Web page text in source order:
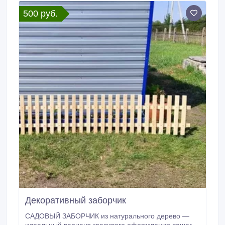
500 руб.
Декоративный заборчик
САДОВЫЙ ЗАБОРЧИК из натурального дерево —